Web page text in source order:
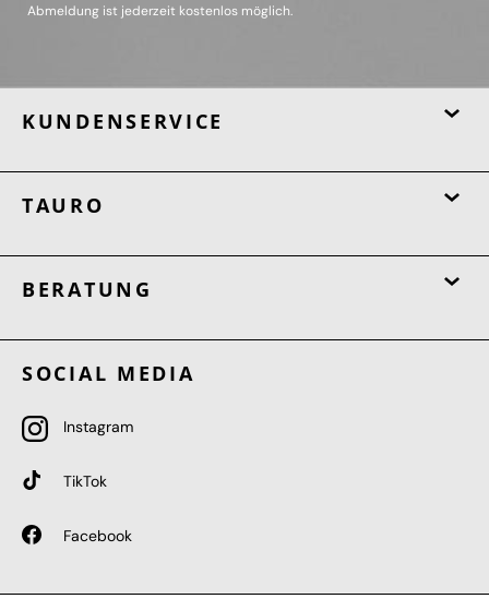
Abmeldung ist jederzeit kostenlos möglich.
KUNDENSERVICE
TAURO
BERATUNG
SOCIAL MEDIA
Instagram
TikTok
Facebook